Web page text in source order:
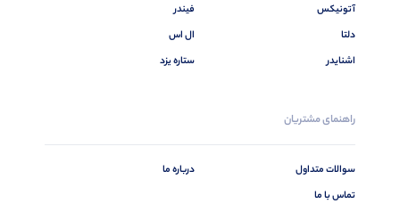
آتونیکس
دلتا
اشنایدر
فیندر
ال اس
ستاره یزد
راهنمای مشتریان
سوالات متداول
تماس با ما
درباره ما